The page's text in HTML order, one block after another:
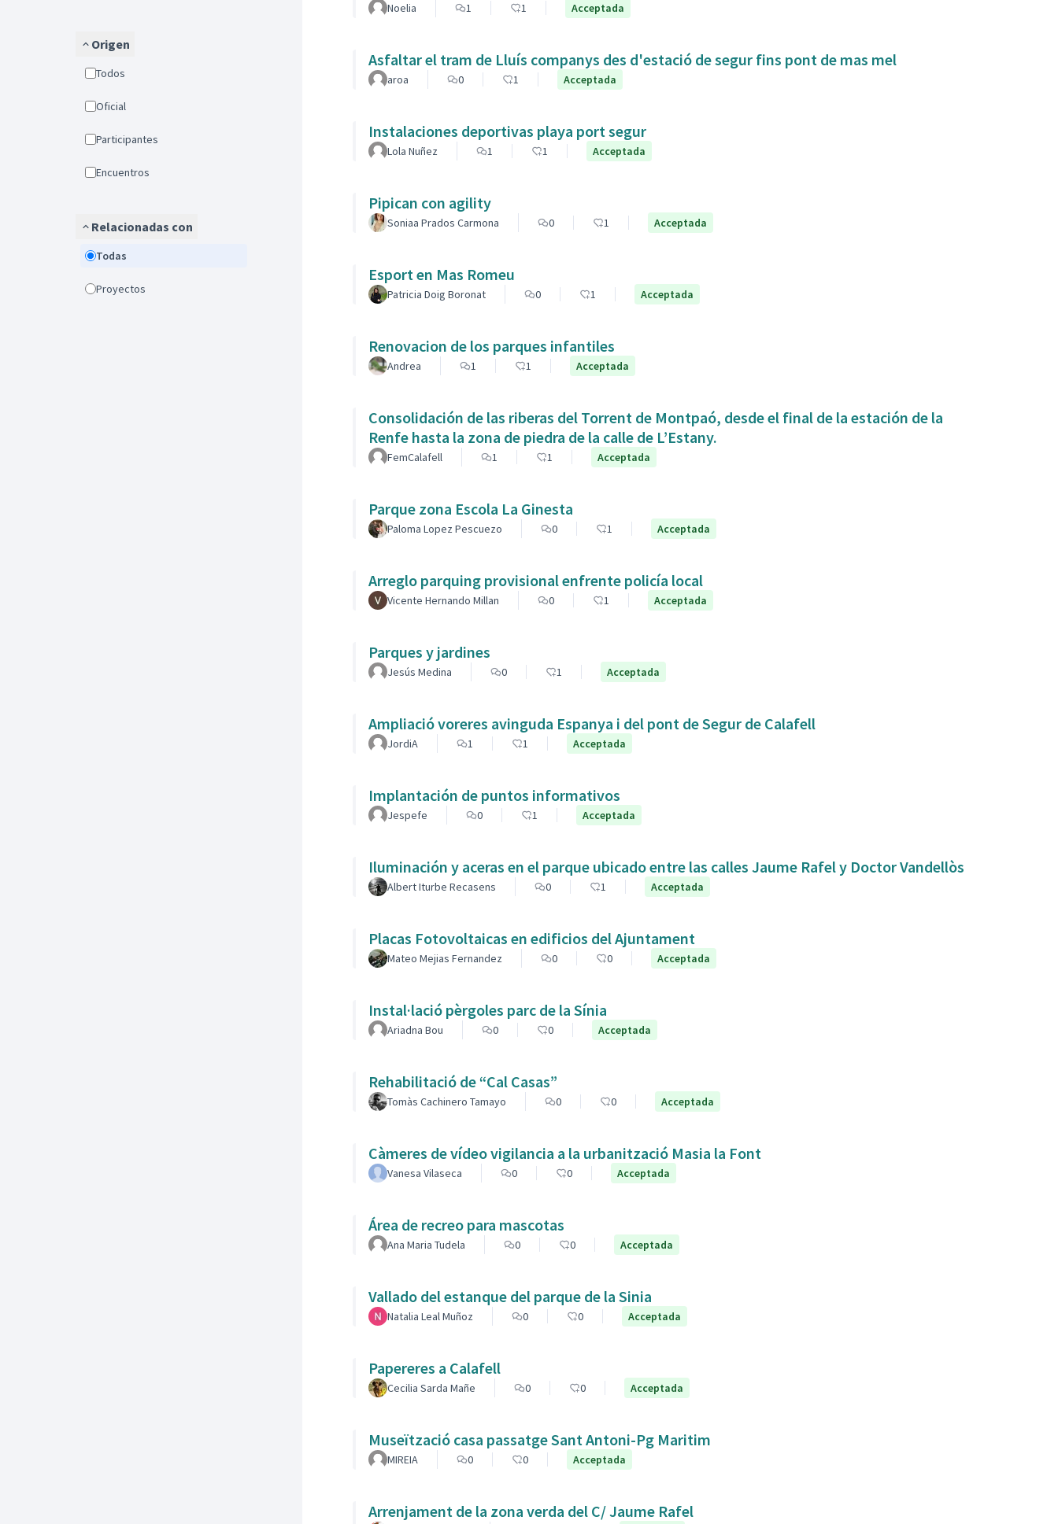
Origen
Todos
Oficial
Participantes
Encuentros
Relacionadas con
Todas
Proyectos
Noelia 1 1 Acceptada
Asfaltar el tram de Lluís companys des d'estació de segur fins pont de mas mel
aroa 0 1 Acceptada
Instalaciones deportivas playa port segur
Lola Nuñez 1 1 Acceptada
Pipican con agility
Soniaa Prados Carmona 0 1 Acceptada
Esport en Mas Romeu
Patricia Doig Boronat 0 1 Acceptada
Renovacion de los parques infantiles
Andrea 1 1 Acceptada
Consolidación de las riberas del Torrent de Montpaó, desde el final de la estación de la
Renfe hasta la zona de piedra de la calle de L’Estany.
FemCalafell 1 1 Acceptada
Parque zona Escola La Ginesta
Paloma Lopez Pescuezo 0 1 Acceptada
Arreglo parquing provisional enfrente policía local
Vicente Hernando Millan 0 1 Acceptada
Parques y jardines
Jesús Medina 0 1 Acceptada
Ampliació voreres avinguda Espanya i del pont de Segur de Calafell
JordiA 1 1 Acceptada
Implantación de puntos informativos
Jespefe 0 1 Acceptada
Iluminación y aceras en el parque ubicado entre las calles Jaume Rafel y Doctor Vandellòs
Albert Iturbe Recasens 0 1 Acceptada
Placas Fotovoltaicas en edificios del Ajuntament
Mateo Mejias Fernandez 0 0 Acceptada
Instal·lació pèrgoles parc de la Sínia
Ariadna Bou 0 0 Acceptada
Rehabilitació de “Cal Casas”
Tomàs Cachinero Tamayo 0 0 Acceptada
Càmeres de vídeo vigilancia a la urbanització Masia la Font
Vanesa Vilaseca 0 0 Acceptada
Área de recreo para mascotas
Ana Maria Tudela 0 0 Acceptada
Vallado del estanque del parque de la Sinia
Natalia Leal Muñoz 0 0 Acceptada
Papereres a Calafell
Cecilia Sarda Mañe 0 0 Acceptada
Museïtzació casa passatge Sant Antoni-Pg Maritim
MIREIA 0 0 Acceptada
Arrenjament de la zona verda del C/ Jaume Rafel